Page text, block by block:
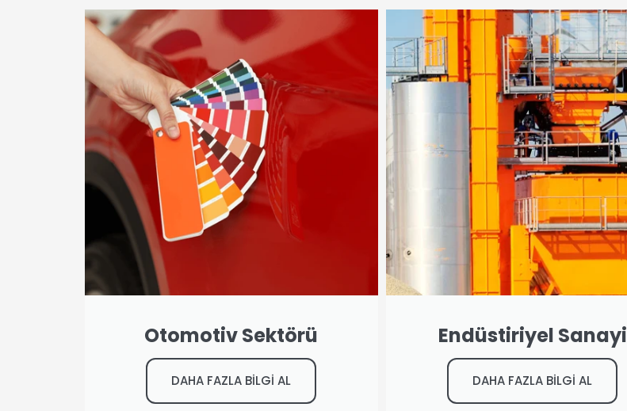
Otomotiv Sektörü
DAHA FAZLA BİLGİ AL
Endüstiriyel Sanayi
DAHA FAZLA BİLGİ AL